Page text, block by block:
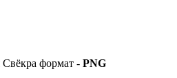
формат - PNG